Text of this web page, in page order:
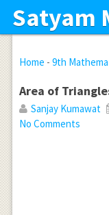
Satyam
Home - 9th
Area of
Sanjay Kumawat
No Comments